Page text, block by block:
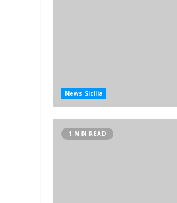
News Sicilia
1 MIN READ